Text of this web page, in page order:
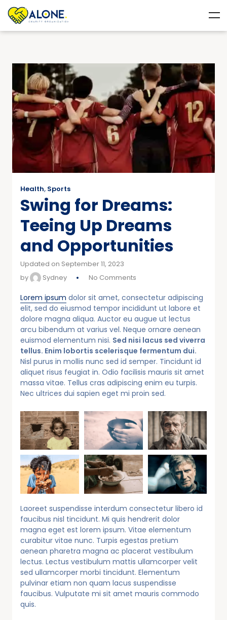
Health, Sports
Swing for Dreams:
Teeing Up Dreams
and Opportunities
Updated on September 11, 2023
by
Sydney No Comments
Lorem ipsum dolor sit amet, consectetur adipiscing
elit, sed do eiusmod tempor incididunt ut labore et
dolore magna aliqua. Auctor eu augue ut lectus
arcu bibendum at varius vel. Neque ornare aenean
euismod elementum nisi. Sed nisi lacus sed viverra
tellus. Enim lobortis scelerisque fermentum dui.
Nisl purus in mollis nunc sed id semper. Tincidunt id
aliquet risus feugiat in. Odio facilisis mauris sit amet
massa vitae. Tellus cras adipiscing enim eu turpis.
Nec ultrices dui sapien eget mi proin sed.
Laoreet suspendisse interdum consectetur libero id
faucibus nisl tincidunt. Mi quis hendrerit dolor
magna eget est lorem ipsum. Vitae elementum
curabitur vitae nunc. Turpis egestas pretium
aenean pharetra magna ac placerat vestibulum
lectus. Lectus vestibulum mattis ullamcorper velit
sed ullamcorper morbi tincidunt. Elementum
pulvinar etiam non quam lacus suspendisse
faucibus. Vulputate mi sit amet mauris commodo
quis.